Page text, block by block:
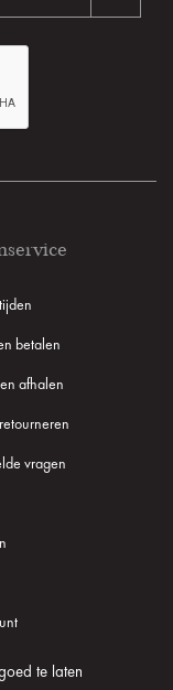
te laten
betalen
afhalen
vragen